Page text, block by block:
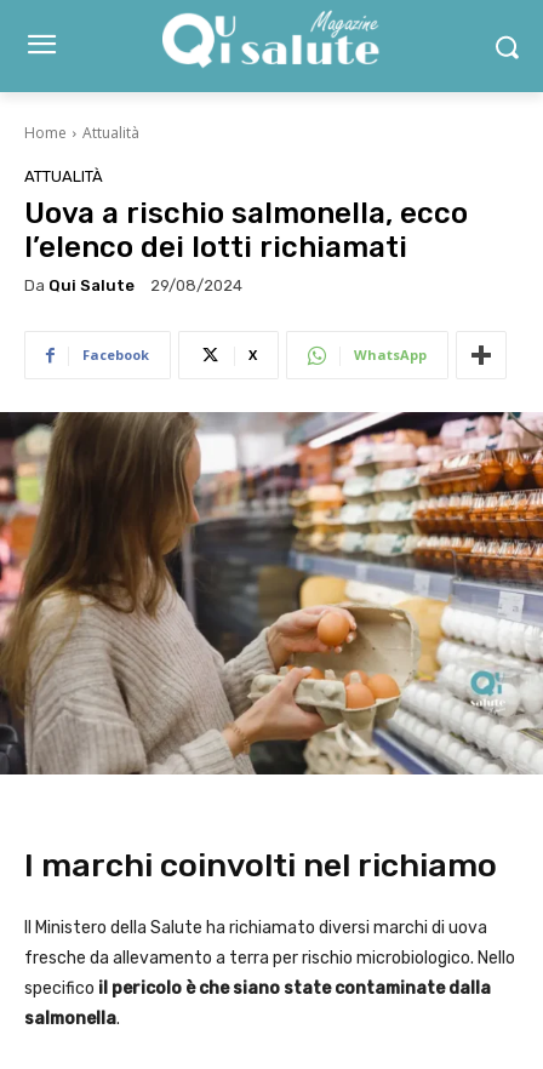
Home Attualità
ATTUALITÀ
Uova a rischio salmonella, ecco
l’elenco dei lotti richiamati
Da Qui Salute 29/08/2024
Facebook X WhatsApp
I marchi coinvolti nel richiamo
Il Ministero della Salute ha richiamato diversi marchi di uova
fresche da allevamento a terra per rischio microbiologico. Nello
specifico il pericolo è che siano state contaminate dalla
salmonella.